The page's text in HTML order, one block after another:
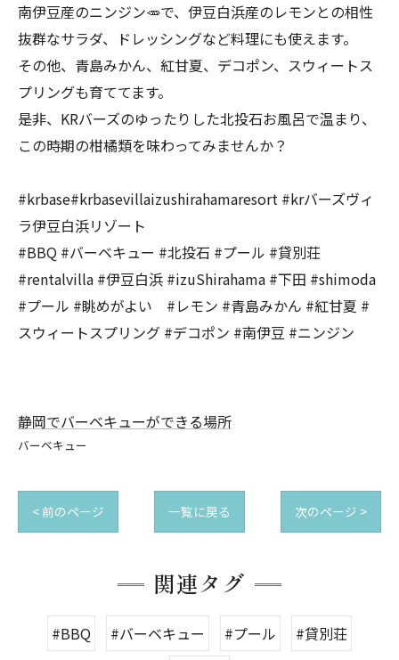
南伊豆産のニンジン🥕で、伊豆白浜産のレモンとの相性
抜群なサラダ、ドレッシングなど料理にも使えます。
その他、青島みかん、紅甘夏、デコポン、スウィートス
プリングも育ててます。
是非、KRバーズのゆったりした北投石お風呂で温まり、
この時期の柑橘類を味わってみませんか？
#krbase#krbasevillaizushirahamaresort #krバーズヴィ
ラ伊豆白浜リゾート
#BBQ #バーベキュー #北投石 #プール #貸別荘
#rentalvilla #伊豆白浜 #izuShirahama #下田 #shimoda
#プール #眺めがよい #レモン #青島みかん #紅甘夏 #
スウィートスプリング #デコポン #南伊豆 #ニンジン
静岡でバーベキューができる場所
バーベキュー
< 前のページ 一覧に戻る 次のページ >
関連タグ
#BBQ #バーベキュー #プール
#貸別荘